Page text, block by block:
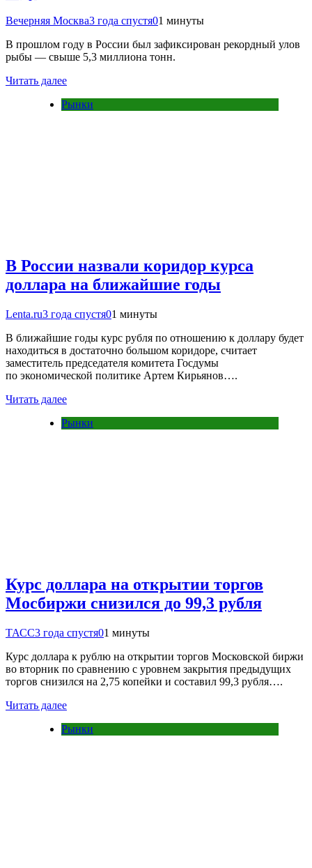
Вечерняя Москва3 года спустя01 минуты
В прошлом году в России был зафиксирован рекордный улов
рыбы — свыше 5,3 миллиона тонн.
Читать далее
Рынки
В России назвали коридор курса
доллара на ближайшие годы
Lenta.ru3 года спустя01 минуты
В ближайшие годы курс рубля по отношению к доллару будет
находиться в достаточно большом коридоре, считает
заместитель председателя комитета Госдумы
по экономической политике Артем Кирьянов….
Читать далее
Рынки
Курс доллара на открытии торгов
Мосбиржи снизился до 99,3 рубля
ТАСС3 года спустя01 минуты
Курс доллара к рублю на открытии торгов Московской биржи
во вторник по сравнению с уровнем закрытия предыдущих
торгов снизился на 2,75 копейки и составил 99,3 рубля….
Читать далее
Рынки